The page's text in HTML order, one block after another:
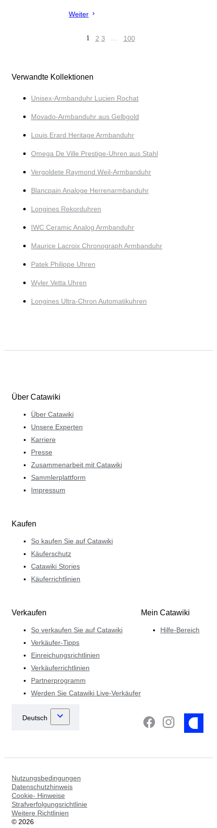
Weiter
1 2 3 … 100
Verwandte Kollektionen
Unisex-Armbanduhr Lucien Rochat
Movado-Armbanduhr aus Gelbgold
Louis Erard Heritage Armbanduhr
Omega De Ville Prestige-Uhren aus Stahl
Vergoldete Raymond Weil-Armbanduhr
Blancpain Analoge Herrenarmbanduhr
Longines Rekorduhren
IWC Ceramic Analog Armbanduhr
Maurice Lacroix Chronograph Armbanduhr
Patek Philippe Uhren
Wyler Vetta Uhren
Longines Ultra-Chron Automatikuhren
Über Catawiki
Über Catawiki
Unsere Experten
Karriere
Presse
Zusammenarbeit mit Catawiki
Sammlerplattform
Impressum
Kaufen
So kaufen Sie auf Catawiki
Käuferschutz
Catawiki Stories
Käuferrichtlinien
Verkaufen
So verkaufen Sie auf Catawiki
Verkäufer-Tipps
Einreichungsrichtlinien
Verkäuferrichtlinien
Partnerprogramm
Werden Sie Catawiki Live-Verkäufer
Mein Catawiki
Hilfe-Bereich
Nutzungsbedingungen
Datenschutzhinweis
Cookie- Hinweise
Strafverfolgungsrichtlinie
Weitere Richtlinien
© 2026